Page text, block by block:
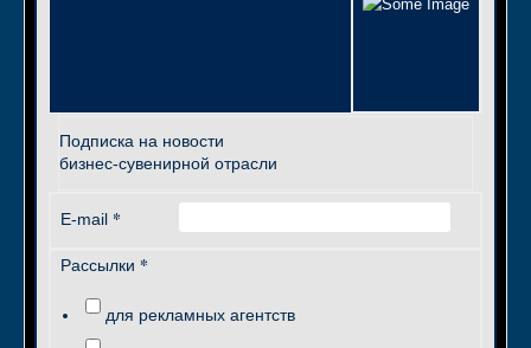
Подписка на новости
бизнес-сувенирной отрасли
E-mail *
Рассылки *
для рекламных агентств